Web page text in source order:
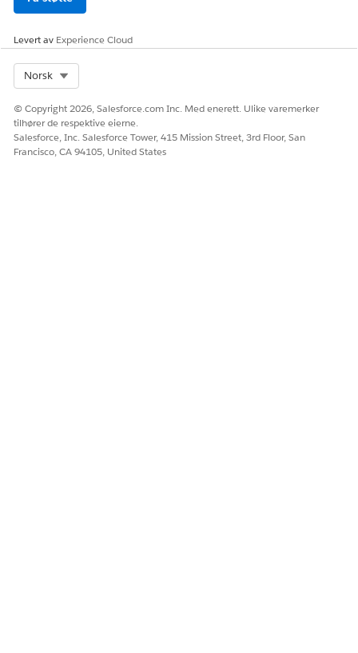
Levert av Experience Cloud
Norsk
© Copyright 2026, Salesforce.com Inc. Med enerett. Ulike varemerker
tilhører de respektive eierne.
Salesforce, Inc. Salesforce Tower, 415 Mission Street, 3rd Floor, San
Francisco, CA 94105, United States